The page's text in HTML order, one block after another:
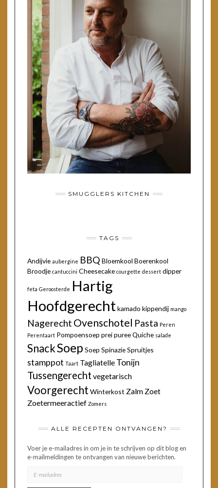
SMUGGLERS KITCHEN
TAGS
Andijvie aubergine BBQ Bloemkool Boerenkool
Broodje cantuccini Cheesecake courgette dessert dipper
feta Geroosterde Hartig
Hoofdgerechtkamado kippendij mango
Nagerecht Ovenschotel Pasta Peren
Perentaart Pompoensoep preipureeQuiche salade
SnackSoep Soep SpinazieSpruitjes
stamppot Taart Tagliatelle Tonijn
Tussengerecht vegetarisch
VoorgerechtWinterkost Zalm Zoet
Zoetermeeractief Zomers
ALLE RECEPTEN ONTVANGEN?
Voer je e-mailadres in om je in te schrijven op dit blog en
e-mailmeldingen te ontvangen van nieuwe berichten.
MAILADRES